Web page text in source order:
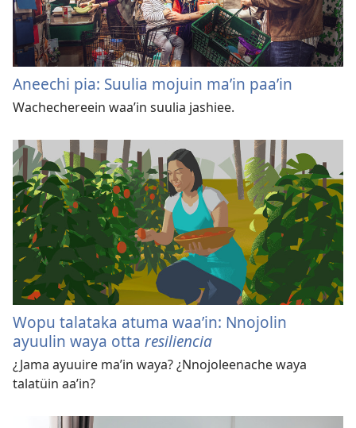
Aneechi pia: Suulia mojuin maʼin paaʼin
Wachechereein waaʼin suulia jashiee.
Wopu talataka atuma waaʼin: Nnojolin
ayuulin waya otta resiliencia
¿Jama ayuuire maʼin waya? ¿Nnojoleenache waya
talatüin aaʼin?